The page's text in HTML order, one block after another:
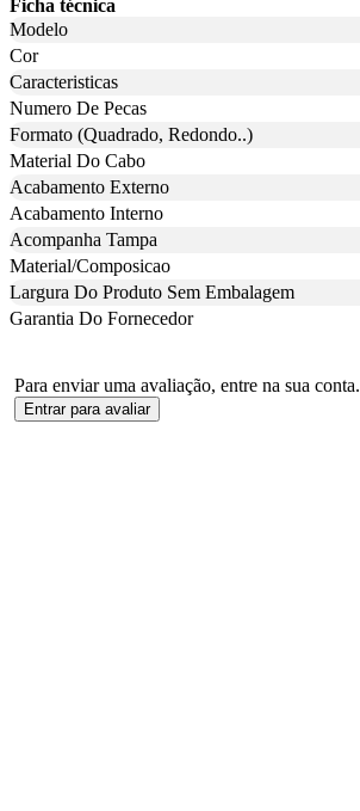
Ficha técnica
Modelo
Cor
Caracteristicas
Numero De Pecas
Formato (Quadrado, Redondo..)
Material Do Cabo
Acabamento Externo
Acabamento Interno
Acompanha Tampa
Material/Composicao
Largura Do Produto Sem Embalagem
Garantia Do Fornecedor
Para enviar uma avaliação, entre na sua conta.
Entrar para avaliar